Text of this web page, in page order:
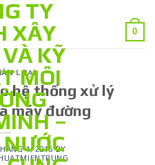
0
LOẠI
hệ thống xử lý
máy đường
4, 2016 BY